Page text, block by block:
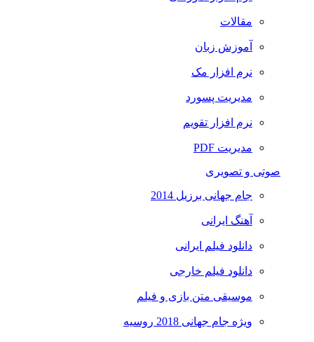
مقالات
آموزش زبان
نرم افزار مک
مدیریت پسورد
نرم افزار تقویم
مدیریت PDF
صوتی و تصویری
جام جهانی برزیل 2014
آهنگ ایرانی
دانلود فیلم ایرانی
دانلود فیلم خارجی
موسیقی متن بازی و فیلم
ویژه جام جهانی 2018 روسیه